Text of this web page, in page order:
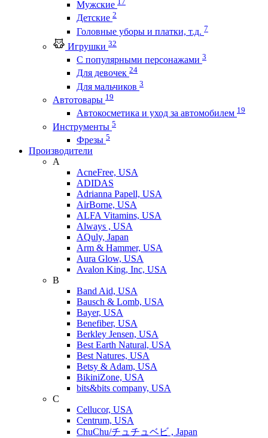
Мужские
Детские 2
Головные уборы и платки, т.д. 7
Игрушки 32
С популярными персонажами 3
Для девочек 24
Для мальчиков 3
Автотовары 19
Автокосметика и уход за автомобилем 19
Инструменты 5
Фрезы 5
Производители
A
AcneFree, USA
ADIDAS
Adrianna Papell, USA
AirBorne, USA
ALFA Vitamins, USA
Always , USA
AQuly, Japan
Arm & Hammer, USA
Aura Glow, USA
Avalon King, Inc, USA
B
Band Aid, USA
Bausch & Lomb, USA
Bayer, USA
Benefiber, USA
Berkley Jensen, USA
Best Earth Natural, USA
Best Natures, USA
Betsy & Adam, USA
BikiniZone, USA
bits&bits company, USA
C
Cellucor, USA
Centrum, USA
ChuChu/チュチュベビ , Japan